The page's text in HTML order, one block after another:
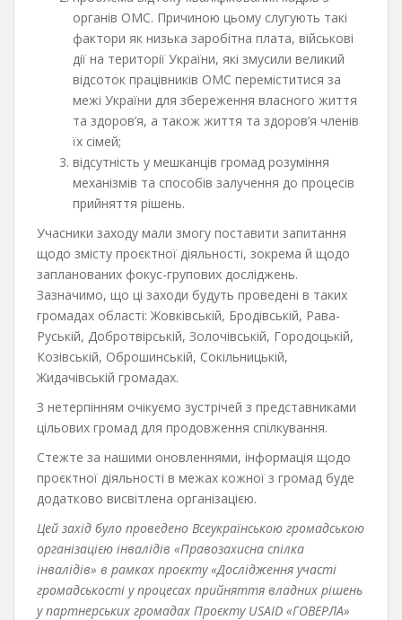
органів ОМС. Причиною цьому слугують такі
фактори як низька заробітна плата, військові
дії на території України, які змусили великий
відсоток працівників ОМС переміститися за
межі України для збереження власного життя
та здоров’я, а також життя та здоров’я членів
їх сімей;
відсутність у мешканців громад розуміння
механізмів та способів залучення до процесів
прийняття рішень.
Учасники заходу мали змогу поставити запитання
щодо змісту проєктної діяльності, зокрема й щодо
запланованих фокус-групових досліджень.
Зазначимо, що ці заходи будуть проведені в таких
громадах області: Жовківській, Бродівській, Рава-
Руській, Добротвірській, Золочівській, Городоцькій,
Козівській, Оброшинській, Сокільницькій,
Жидачівській громадах.
З нетерпінням очікуємо зустрічей з представниками
цільових громад для продовження спілкування.
Стежте за нашими оновленнями, інформація щодо
проєктної діяльності в межах кожної з громад буде
додатково висвітлена організацією.
Цей захід було проведено Всеукраїнською громадською
організацією інвалідів «Правозахисна спілка
інвалідів» в рамках проєкту «Дослідження участі
громадськості у процесах прийняття владних рішень
у партнерських громадах Проєкту USAID «ГОВЕРЛА»